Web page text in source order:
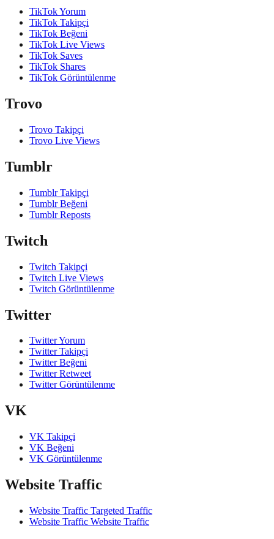
TikTok Yorum
TikTok Takipçi
TikTok Beğeni
TikTok Live Views
TikTok Saves
TikTok Shares
TikTok Görüntülenme
Trovo
Trovo Takipçi
Trovo Live Views
Tumblr
Tumblr Takipçi
Tumblr Beğeni
Tumblr Reposts
Twitch
Twitch Takipçi
Twitch Live Views
Twitch Görüntülenme
Twitter
Twitter Yorum
Twitter Takipçi
Twitter Beğeni
Twitter Retweet
Twitter Görüntülenme
VK
VK Takipçi
VK Beğeni
VK Görüntülenme
Website Traffic
Website Traffic Targeted Traffic
Website Traffic Website Traffic